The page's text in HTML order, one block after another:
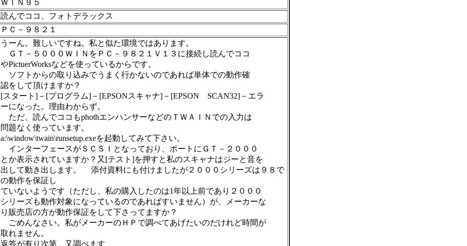
ＷＩＮ９５
読んでココ、フォトデラックス
ＰＣ－９８２１
うーん。難しいですね。私と似た環境ではあります。
ＧＴ－５０００ＷＩＮをＰＣ－９８２１Ｖ１３に接続し読んでココ
やPictuerWorksなどを使っているからです。
ソフトからの取り込みでうまく行かないのであれば単体での動作確
認をして頂けますか？
[スタート]－[プログラム]－[EPSONスキャナ]－[EPSON SCAN32]－エラ
ーになった。理由わからず。
ただ、読んでココもphothエンハンサーなどのＴＷＡＩＮでの入力は
問題なく使っています。
a:\window\twain\runsetup.exeを起動してみて下さい。
インターフェースがＳＣＳＩとなっており、ポートにＧＴ－２０００
とか表示されていますか？又[テスト]を押すと私のスキャナはジーと音を
出して動き出します。 添付資料にも付けましたが２０００シリーズは９８で
の動作を保証し
ていないようです（ただし、私の購入したのは1年以上前であり２０００
シリーズも動作対象になっているのであればすいません）が、メーカーな
り販売店の方が動作保証をして下さってますか？
ごめんなさい。私がメーカーのＨＰで調べてあげたいのだけれど時間が
取れません。
返答が有り次第、又調べます